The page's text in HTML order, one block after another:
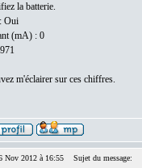
la batterie.
Oui
(mA) : 0
m'éclairer sur ces chiffres.
Nov 2012 à 16:55 Sujet du message: